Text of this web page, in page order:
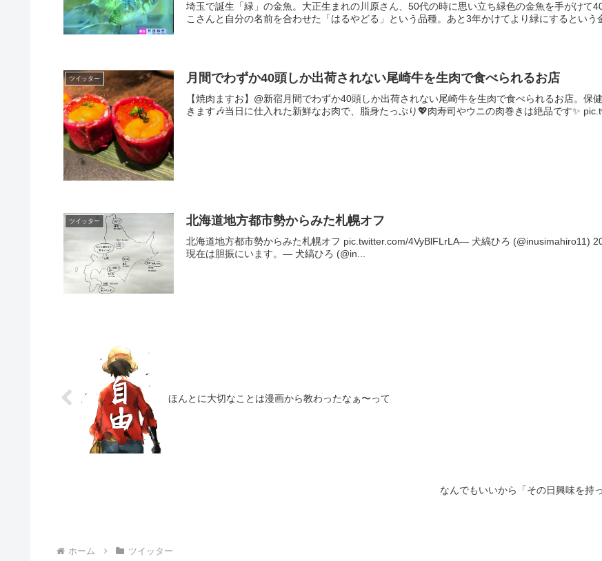
埼玉で誕生「緑」の金魚。大正生まれの川原さん、50代の時に思い立ち緑色の金魚を手がけて
こさんと自分の名前を合わせた「はるやどる」という品種。あと3年かけてより緑にするという
ツイッター 月間でわずか40頭しか出荷されない尾崎牛を生肉で食べられるお店
【焼肉ますお】@新宿月間でわずか40頭しか出荷されない尾崎牛を生肉で食べられるお店。
きます🎶当日に仕入れた新鮮なお肉で、脂身たっぷり💖肉寿司やウニの肉巻きは絶品です✨
ツイッター 北海道地方都市勢からみた札幌オフ
北海道地方都市勢からみた札幌オフ pic.twitter.com/4VyBlFLrLA— 犬縞ひろ (@inusimahiro11)
現在は胆振にいます。— 犬縞ひろ (@in...
ほんとに大切なことは漫画から教わったなぁ〜って
なんでもいいから「その日興味を持
ホーム ツイッター